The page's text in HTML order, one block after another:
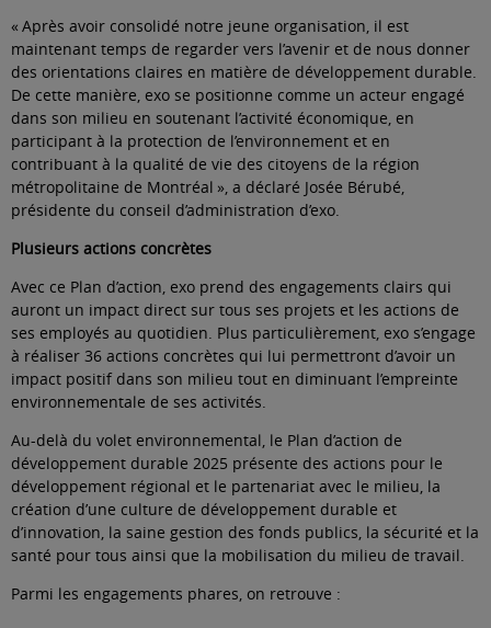
« Après avoir consolidé notre jeune organisation, il est
maintenant temps de regarder vers l’avenir et de nous donner
des orientations claires en matière de développement durable.
De cette manière, exo se positionne comme un acteur engagé
dans son milieu en soutenant l’activité économique, en
participant à la protection de l’environnement et en
contribuant à la qualité de vie des citoyens de la région
métropolitaine de Montréal », a déclaré Josée Bérubé,
présidente du conseil d’administration d’exo.
Plusieurs actions concrètes
Avec ce Plan d’action, exo prend des engagements clairs qui
auront un impact direct sur tous ses projets et les actions de
ses employés au quotidien. Plus particulièrement, exo s’engage
à réaliser 36 actions concrètes qui lui permettront d’avoir un
impact positif dans son milieu tout en diminuant l’empreinte
environnementale de ses activités.
Au-delà du volet environnemental, le Plan d’action de
développement durable 2025 présente des actions pour le
développement régional et le partenariat avec le milieu, la
création d’une culture de développement durable et
d’innovation, la saine gestion des fonds publics, la sécurité et la
santé pour tous ainsi que la mobilisation du milieu de travail.
Parmi les engagements phares, on retrouve :